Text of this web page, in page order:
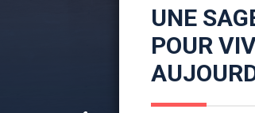
Forum de Marc